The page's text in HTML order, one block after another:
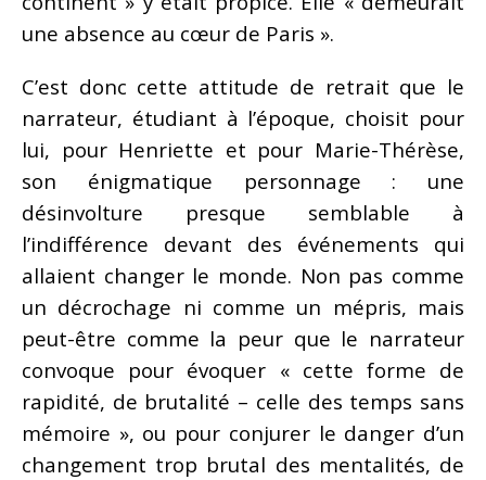
une absence au cœur de Paris ».
C’est donc cette attitude de retrait que le
narrateur, étudiant à l’époque, choisit pour
lui, pour Henriette et pour Marie-Thérèse,
son énigmatique personnage : une
désinvolture presque semblable à
l’indifférence devant des événements qui
allaient changer le monde. Non pas comme
un décrochage ni comme un mépris, mais
peut-être comme la peur que le narrateur
convoque pour évoquer « cette forme de
rapidité, de brutalité – celle des temps sans
mémoire », ou pour conjurer le danger d’un
changement trop brutal des mentalités, de